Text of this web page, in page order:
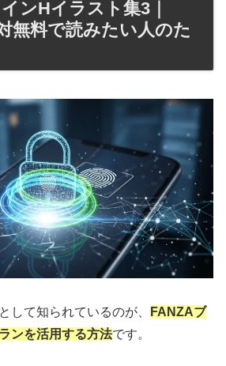
ンHイラスト集3｜
無料で読みたい人のた
として知られているのが、
FANZAブ
ンを活用する方法です。